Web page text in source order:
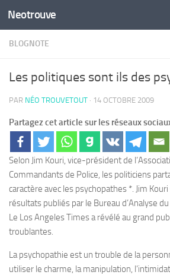
Skip to content
Neotrouve
BLOGNOTE
Les politiques sont ils des
PAR NÉO TROUVETOUT · 14 OCTOBRE 2009
Partagez cet article sur les réseaux
Selon Jim Kouri, vice-président de
Commandants de Police, les politiciens
caractère avec les psychopathes *. Jim
résultats publiés par le Bureau d’Analyse
Le Los Angeles Times a révélé au grand
troublantes.
La psychopathie est un trouble de la
utiliser le charme, la manipulation,